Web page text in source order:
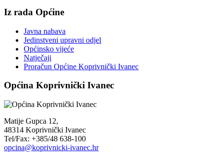
Iz rada Općine
Javna nabava
Jedinstveni upravni odjel
Općinsko vijeće
Natječaji
Proračun Općine Koprivnički Ivanec
Općina Koprivnički Ivanec
Matije Gupca 12,
48314 Koprivnički Ivanec
Tel/Fax: +385/48 638-100
opcina@koprivnicki-ivanec.hr